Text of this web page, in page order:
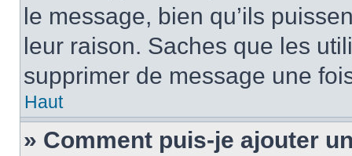
le message, bien qu’ils
leur raison. Saches que les
supprimer de message une
Haut
» Comment puis-je ajouter